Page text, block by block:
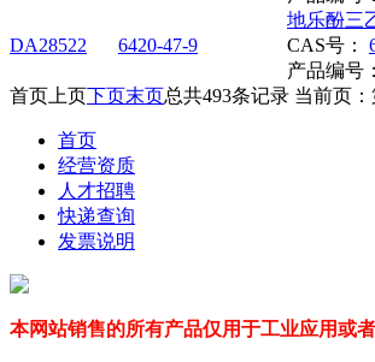
DA28522 6420-47-9
地乐酚三
CAS号：
产品编号
首页 上页下页末页总共493条记录 当前页：
首页
经营资质
人才招聘
快递查询
发票说明
本网站销售的所有产品仅用于工业应用或